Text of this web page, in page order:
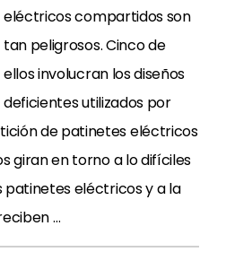
eléctricos compartidos son
tan peligrosos. Cinco de
ellos involucran los diseños
deficientes utilizados por
de patinetes eléctricos
giran en torno a lo difíciles
patinetes eléctricos y a la
…